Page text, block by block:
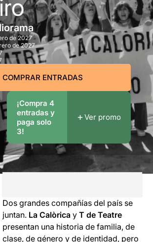
de 2027
de 2027
COMPRAR ENTRADAS
¡Compra 4
entradas y
paga solo
3!
Ver promo
Dos grandes compañías del país se
juntan. La Calòrica yT de Teatre
presentan una historia de familia, de
clase, de género y de identidad, pero